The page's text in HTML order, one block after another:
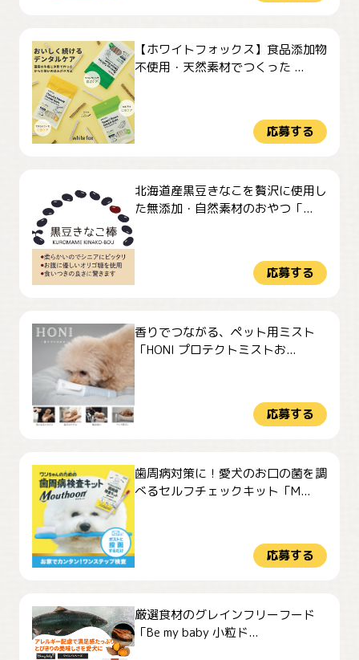
【ホワイトフォックス】食品添加物
不使用・天然素材でつくった ...
応募する
北海道産黒豆きなこを贅沢に使用し
た無添加・自然素材のおやつ「...
応募する
香りでつながる、ペット用ミスト
「HONI プロテクトミストお...
応募する
歯周病対策に！愛犬のお口の菌を調
べるセルフチェックキット「M...
応募する
厳選食材のグレインフリーフード
「Be my baby 小粒ド...